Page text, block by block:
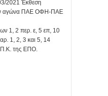
2021 Έκθεση
αγώνα ΠΑΕ ΟΦΗ-ΠΑΕ
1, 2 περ. ε, 5 επ, 10
1, 2, 3 και 5, 14
Π.Κ. της ΕΠΟ.